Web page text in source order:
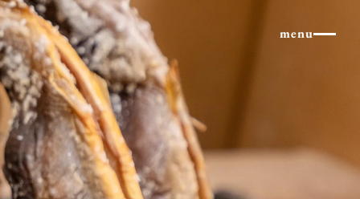
×
menu